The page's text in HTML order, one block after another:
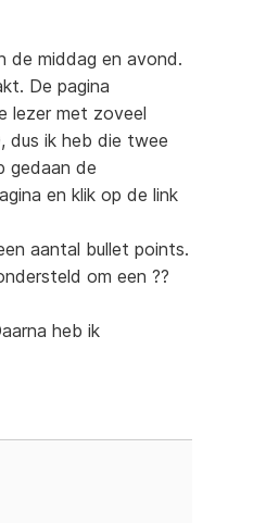
de middag en avond.
De pagina
lezer met zoveel
dus ik heb die twee
gedaan de
en klik op de link
aantal bullet points.
om een ??
heb ik